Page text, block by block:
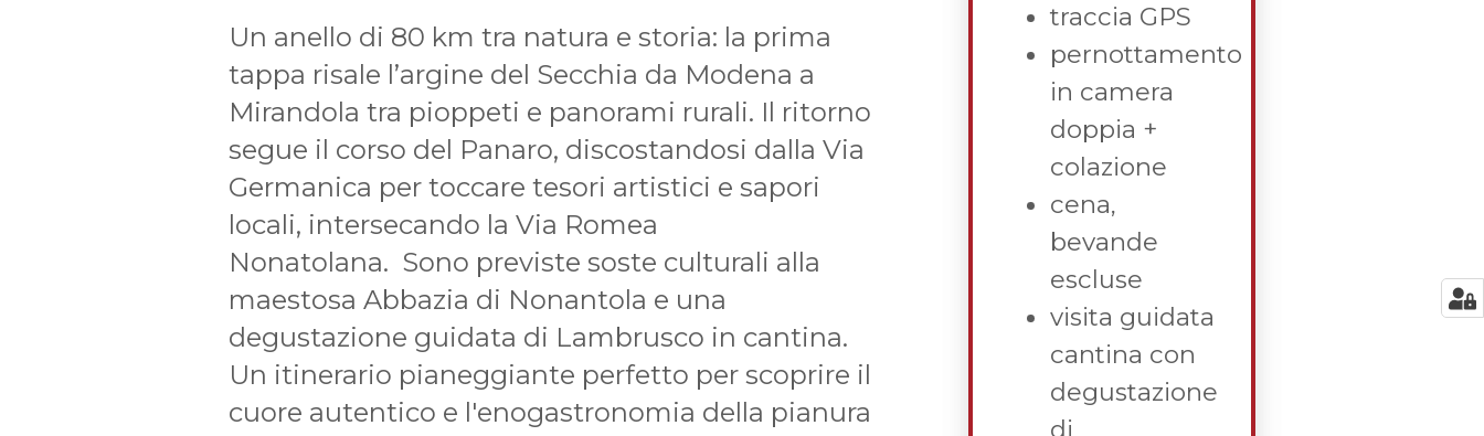
Un anello di 80 km tra natura e storia: la prima
tappa risale l’argine del Secchia da Modena a
Mirandola tra pioppeti e panorami rurali. Il ritorno
segue il corso del Panaro, discostandosi dalla Via
Germanica per toccare tesori artistici e sapori
locali, intersecando la Via Romea
Nonatolana. Sono previste soste culturali alla
maestosa Abbazia di Nonantola e una
degustazione guidata di Lambrusco in cantina.
Un itinerario pianeggiante perfetto per scoprire il
cuore autentico e l'enogastronomia della pianura
traccia GPS
pernottamento
in camera
doppia +
colazione
cena,
bevande
escluse
visita guidata
cantina con
degustazione
di